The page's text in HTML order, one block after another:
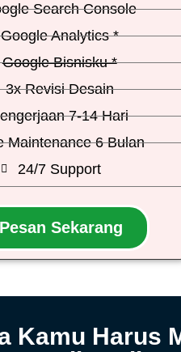
Search Console
Google Analytics *
Google Bisnisku *
3x Revisi Desain
7-14 Hari
Maintenance 6 Bulan
24/7 Support
Pesan Sekarang
Kamu Harus